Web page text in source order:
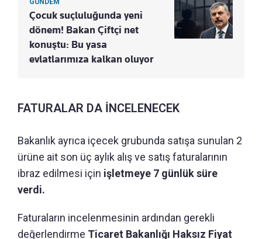
GÜNDEM
Çocuk suçluluğunda yeni
dönem! Bakan Çiftçi net
konuştu: Bu yasa
evlatlarımıza kalkan oluyor
FATURALAR DA İNCELENECEK
Bakanlık ayrıca içecek grubunda satışa sunulan 2
ürüne ait son üç aylık alış ve satış faturalarının
ibraz edilmesi için işletmeye 7 günlük süre
verdi.
Faturaların incelenmesinin ardından gerekli
değerlendirme Ticaret Bakanlığı Haksız Fiyat